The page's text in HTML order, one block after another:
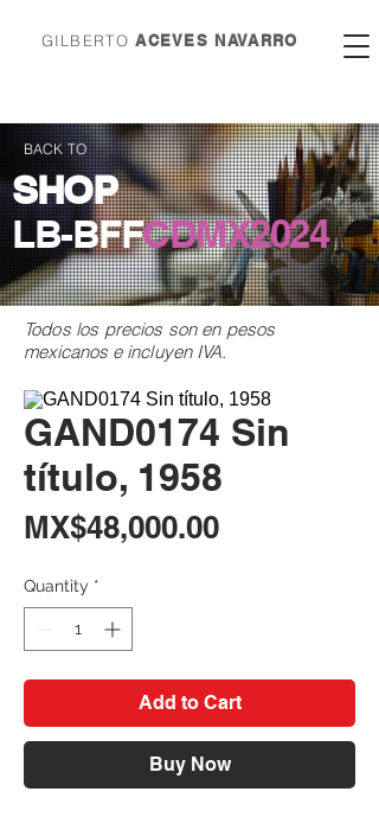
GILBERTOACEVES NAVARRO
BACK TO
SHOP
LB-BFFCDMX2024
Todos los precios son en pesos
mexicanos e incluyen IVA.
GAND0174 Sin
título, 1958
MX$48,000.00Price
Quantity *
Add to Cart
Buy Now